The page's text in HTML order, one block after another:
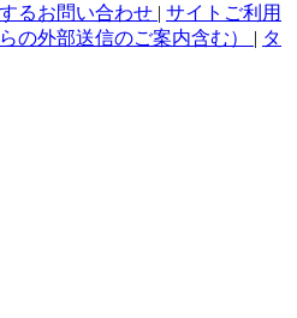
るお問い合わせ | サイトご利用
の外部送信のご案内含む） | タ